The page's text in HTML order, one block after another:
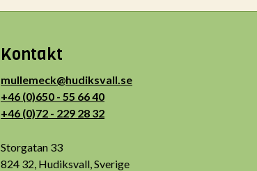
Kontakt
mullemeck@hudiksvall.se
+46 (0)650 - 55 66 40
+46 (0)72 - 229 28 32
Storgatan 33
824 32, Hudiksvall, Sverige